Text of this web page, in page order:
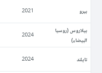
بيرو 2021
بيلاروس (روسيا
البيضاء)
2024
تايلند 2024